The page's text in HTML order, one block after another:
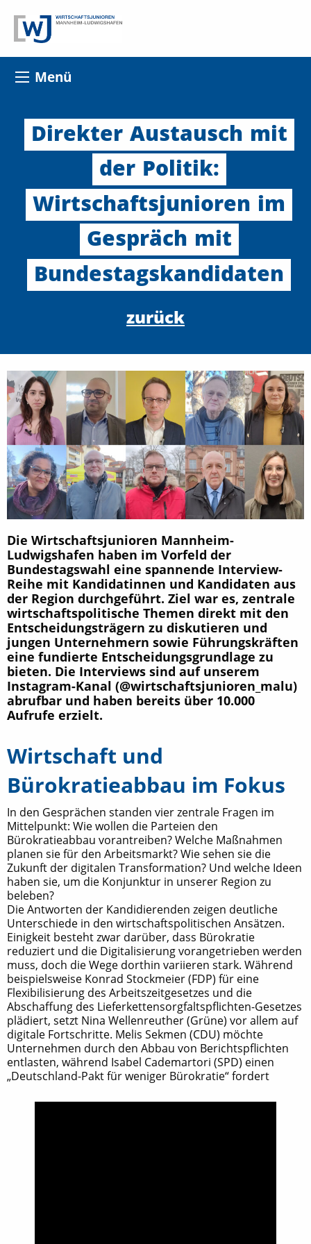
Menü
Direkter Austausch mit
der Politik:
Wirtschaftsjunioren im
Gespräch mit
Bundestagskandidaten
zurück
Die Wirtschaftsjunioren Mannheim-
Ludwigshafen haben im Vorfeld der
Bundestagswahl eine spannende Interview-
Reihe mit Kandidatinnen und Kandidaten aus
der Region durchgeführt. Ziel war es, zentrale
wirtschaftspolitische Themen direkt mit den
Entscheidungsträgern zu diskutieren und
jungen Unternehmern sowie Führungskräften
eine fundierte Entscheidungsgrundlage zu
bieten. Die Interviews sind auf unserem
Instagram-Kanal (@wirtschaftsjunioren_malu)
abrufbar und haben bereits über 10.000
Aufrufe erzielt.
Wirtschaft und
Bürokratieabbau im Fokus
In den Gesprächen standen vier zentrale Fragen im
Mittelpunkt: Wie wollen die Parteien den
Bürokratieabbau vorantreiben? Welche Maßnahmen
planen sie für den Arbeitsmarkt? Wie sehen sie die
Zukunft der digitalen Transformation? Und welche Ideen
haben sie, um die Konjunktur in unserer Region zu
beleben?
Die Antworten der Kandidierenden zeigen deutliche
Unterschiede in den wirtschaftspolitischen Ansätzen.
Einigkeit besteht zwar darüber, dass Bürokratie
reduziert und die Digitalisierung vorangetrieben werden
muss, doch die Wege dorthin variieren stark. Während
beispielsweise Konrad Stockmeier (FDP) für eine
Flexibilisierung des Arbeitszeitgesetzes und die
Abschaffung des Lieferkettensorgfaltspflichten-Gesetzes
plädiert, setzt Nina Wellenreuther (Grüne) vor allem auf
digitale Fortschritte. Melis Sekmen (CDU) möchte
Unternehmen durch den Abbau von Berichtspflichten
entlasten, während Isabel Cademartori (SPD) einen
„Deutschland-Pakt für weniger Bürokratie“ fordert